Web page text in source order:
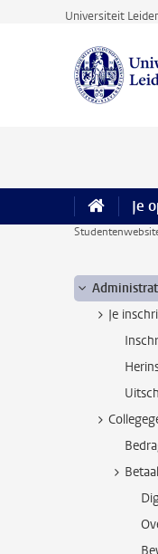
Ga direct naar de
Universiteit
Je
Je